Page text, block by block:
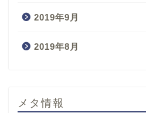
2019年9月
2019年8月
メタ情報